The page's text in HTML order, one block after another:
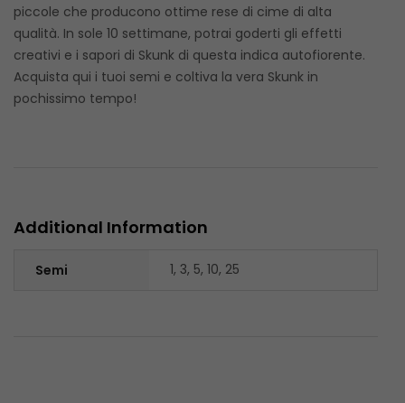
piccole che producono ottime rese di cime di alta
qualità. In sole 10 settimane, potrai goderti gli effetti
creativi e i sapori di Skunk di questa indica autofiorente.
Acquista qui i tuoi semi e coltiva la vera Skunk in
pochissimo tempo!
Additional Information
Semi 1, 3, 5, 10, 25